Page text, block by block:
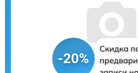
-20%
Скидка